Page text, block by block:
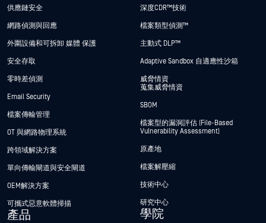
供應鏈安全
網路偵測與回應
外圍設備和可拆卸 媒體 保護
安全存取
零時差偵測
Email Security
檔案傳輸管理
OT 與網路物理系統
跨領域解決方案
單向傳輸閘道與安全閘道
OEM解決方案
可攜式惡意軟體掃描
產品
深度CDR™技術
檔案類型偵測™
主動式 DLP™
Adaptive Sandbox 自適應性沙箱
威脅情資
蒐集威脅情資
SBOM
檔案型的漏洞評估 (File-Based
Vulnerability Assessment)
原產地
檔案解壓縮
技術中心
研究中心
學院